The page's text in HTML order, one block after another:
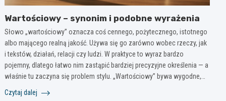
Wartościowy – synonim i podobne wyrażenia
Słowo „wartościowy” oznacza coś cennego, pożytecznego, istotnego
albo mającego realną jakość. Używa się go zarówno wobec rzeczy, jak
i tekstów, działań, relacji czy ludzi. W praktyce to wyraz bardzo
pojemny, dlatego łatwo nim zastąpić bardziej precyzyjne określenia — a
właśnie tu zaczyna się problem stylu. „Wartościowy” bywa wygodne,…
Czytaj dalej